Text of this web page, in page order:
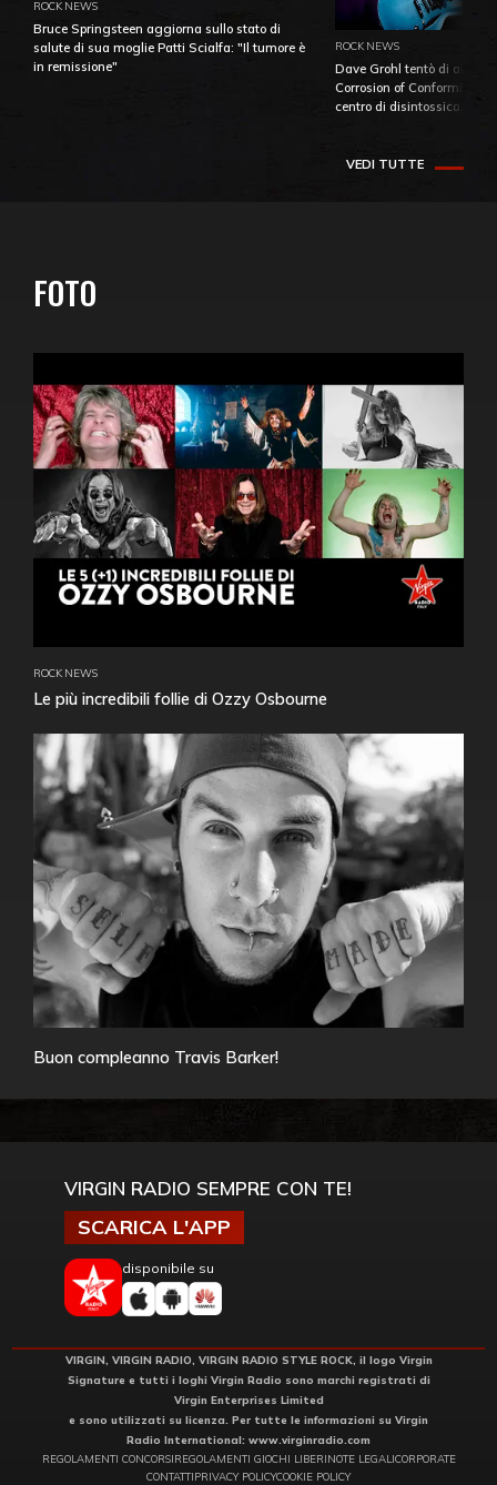
ROCK NEWS
Bruce Springsteen aggiorna sullo stato di
salute di sua moglie Patti Scialfa: "Il tumore è
in remissione"
ROCK NEWS
Dave Grohl tentò di
Corrosion of Conformity
centro di
VEDI TUTTE
FOTO
ROCK NEWS
Le più incredibili follie di Ozzy Osbourne
Buon compleanno Travis Barker!
VIRGIN RADIO SEMPRE CON TE!
SCARICA L'APP
disponibile su
VIRGIN, VIRGIN RADIO, VIRGIN RADIO STYLE ROCK, il logo Virgin
Signature e tutti i loghi Virgin Radio sono marchi registrati di
Virgin Enterprises Limited
e sono utilizzati su licenza. Per tutte le informazioni su Virgin
Radio International: www.virginradio.com
REGOLAMENTI CONCORSIREGOLAMENTI GIOCHI LIBERINOTE LEGALICORPORATE
CONTATTIPRIVACY POLICYCOOKIE POLICY